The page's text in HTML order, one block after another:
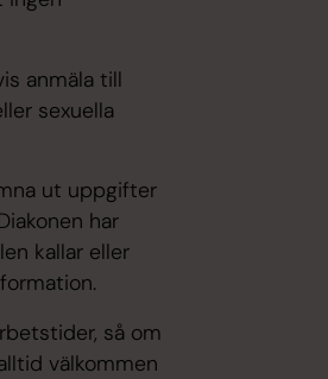
anmäla till
sexuella
ut uppgifter
har
kallar eller
så om
välkommen